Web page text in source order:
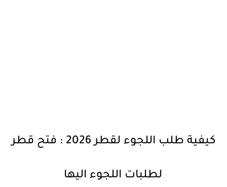
كيفية طلب اللجوء لقطر 2026 : فتح قطر
لطلبات اللجوء اليها